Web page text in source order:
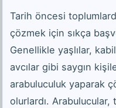
Tarih öncesi
çözmek için sıkça
Genellikle yaşlılar,
avcılar gibi saygın
arabuluculuk yaparak
olurlardı.